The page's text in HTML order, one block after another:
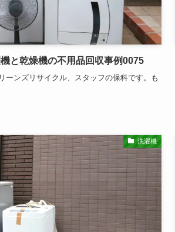
と乾燥機の不用品回収事例0075
ーンズリサイクル、スタッフの保科です。も
洗濯機